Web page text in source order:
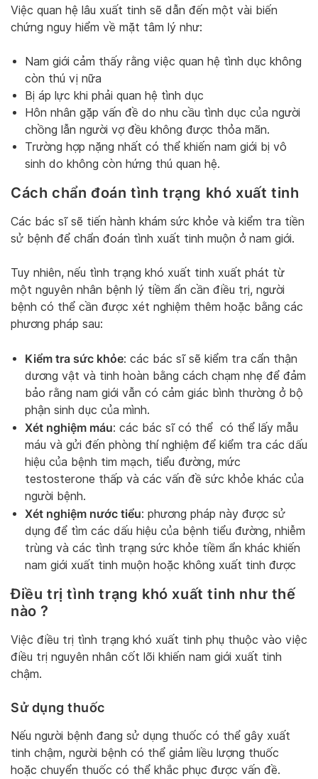
Việc quan hệ lâu xuất tinh sẽ dẫn đến một vài biến
chứng nguy hiểm về mặt tâm lý như:
Nam giới cảm thấy rằng việc quan hệ tình dục không
còn thú vị nữa
Bị áp lực khi phải quan hệ tình dục
Hôn nhân gặp vấn đề do nhu cầu tình dục của người
chồng lẫn người vợ đều không được thỏa mãn.
Trường hợp nặng nhất có thể khiến nam giới bị vô
sinh do không còn hứng thú quan hệ.
Cách chẩn đoán tình trạng khó xuất tinh
Các bác sĩ sẽ tiến hành khám sức khỏe và kiểm tra tiền
sử bệnh để chẩn đoán tình xuất tinh muộn ở nam giới.
Tuy nhiên, nếu tình trạng khó xuất tinh xuất phát từ
một nguyên nhân bệnh lý tiềm ẩn cần điều trị, người
bệnh có thể cần được xét nghiệm thêm hoặc bằng các
phương pháp sau:
Kiểm tra sức khỏe: các bác sĩ sẽ kiểm tra cẩn thận
dương vật và tinh hoàn bằng cách chạm nhẹ để đảm
bảo rằng nam giới vẫn có cảm giác bình thường ở bộ
phận sinh dục của mình.
Xét nghiệm máu: các bác sĩ có thể có thể lấy mẫu
máu và gửi đến phòng thí nghiệm để kiểm tra các dấu
hiệu của bệnh tim mạch, tiểu đường, mức
testosterone thấp và các vấn đề sức khỏe khác của
người bệnh.
Xét nghiệm nước tiểu: phương pháp này được sử
dụng để tìm các dấu hiệu của bệnh tiểu đường, nhiễm
trùng và các tình trạng sức khỏe tiềm ẩn khác khiến
nam giới xuất tinh muộn hoặc không xuất tinh được
Điều trị tình trạng khó xuất tinh như thế
nào ?
Việc điều trị tình trạng khó xuất tinh phụ thuộc vào việc
điều trị nguyên nhân cốt lõi khiến nam giới xuất tinh
chậm.
Sử dụng thuốc
Nếu người bệnh đang sử dụng thuốc có thể gây xuất
tinh chậm, người bệnh có thể giảm liều lượng thuốc
hoặc chuyển thuốc có thể khắc phục được vấn đề.